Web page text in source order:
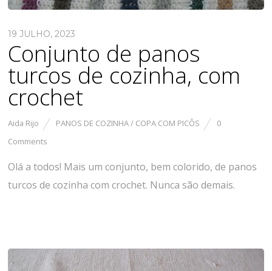
19 JULHO, 2023
Conjunto de panos
turcos de cozinha, com
crochet
Aida Rijo PANOS DE COZINHA / COPA COM PICÔS
0
Comments
Olá a todos! Mais um conjunto, bem colorido, de panos
turcos de cozinha com crochet. Nunca são demais.